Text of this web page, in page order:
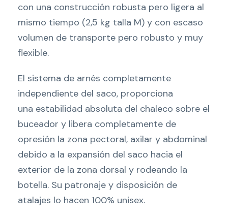
con una construcción robusta pero ligera al
mismo tiempo (2,5 kg talla M) y con escaso
volumen de transporte pero robusto y muy
flexible.
El sistema de arnés completamente
independiente del saco, proporciona
una estabilidad absoluta del chaleco sobre el
buceador y libera completamente de
opresión la zona pectoral, axilar y abdominal
debido a la expansión del saco hacia el
exterior de la zona dorsal y rodeando la
botella. Su patronaje y disposición de
atalajes lo hacen 100% unisex.